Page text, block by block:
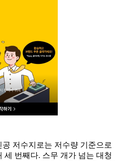
저수지로는 저수량 기준으로
세 번째다. 스무 개가 넘는 대청